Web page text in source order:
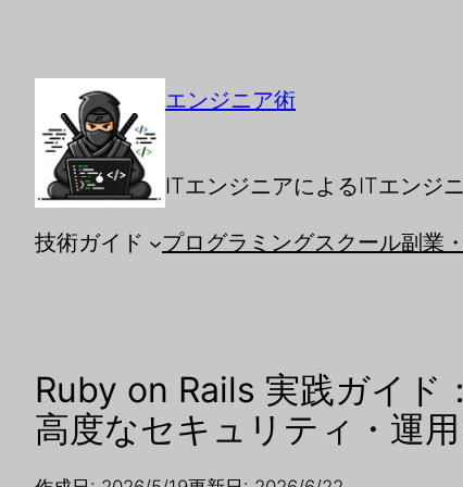
エンジニア術
ITエンジニアによるITエンジ
技術ガイド プログラミングスクール副業
Ruby on Rails 実践ガイド
高度なセキュリティ・運